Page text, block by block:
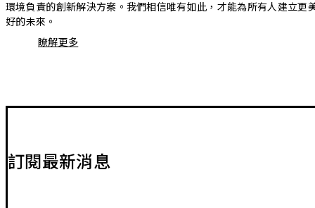
環境負責的創新解決方案。我們相信唯有如此，才能為所有人建立更
好的未來。
瞭解更多
訂閱最新消息